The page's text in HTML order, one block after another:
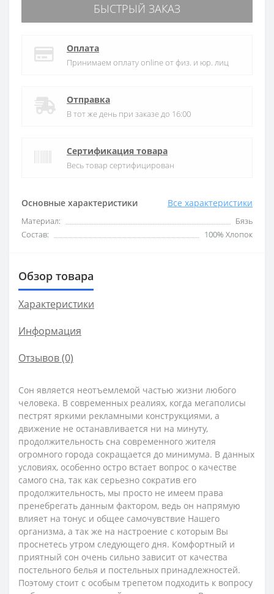
Основные характеристики Все характеристики
Материал:
Бязь
Состав:
100% Хлопок
БЫСТРЫЙ ЗАКАЗ
Оплата
Принимаем оплату online от физ. и юр. лиц
Отправка
В тот же день при заказе до 16:00
Сертификация товара
Весь товар сертифицирован
Обзор товара
Характеристики
Информация
Отзывов (0)
Сон является неотъемлемой частью жизни любого
человека. В современных реалиях, когда мегаполисы
пестрят яркими рекламными конструкциями, а
движение не останавливается ни на минуту,
продолжительность сна современного жителя
огромного города сокращается до минимума. В данных
условиях, особенно остро встает вопрос о качестве
самого сна, так как серьезно сократив его
продолжительность, мы просто не имеем права
пренебрегать данным фактором, ведь он напрямую
влияет на тонус и общее самочувствие Нашего
организма, а так же на настроение с которым Вы
проснетесь утром следующего дня. Комфортный и
приятный сон очень сильно зависит от качества
постельного белья и постельных принадлежностей.
Поэтому стоит с особым трепетом подходить к вопросу